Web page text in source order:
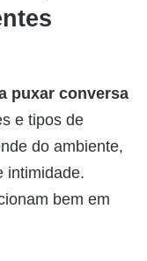
puxar conversa
e tipos de
do ambiente,
intimidade.
bem em